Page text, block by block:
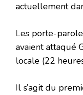
actuellement
Les porte-
avaient attaqué
locale (22
Il s’agit du